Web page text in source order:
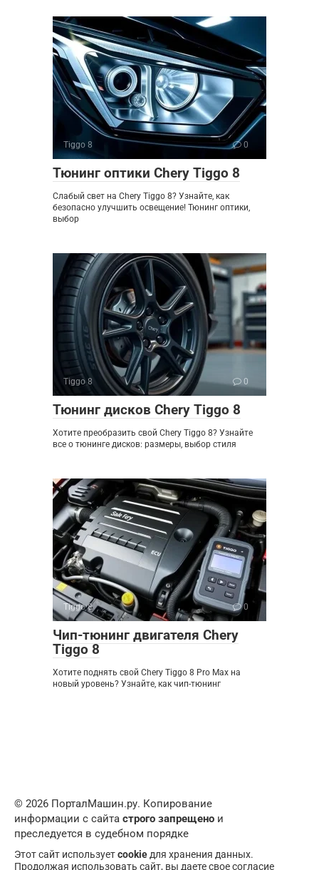
Tiggo 8 0
Тюнинг оптики Chery Tiggo 8
Слабый свет на Chery Tiggo 8? Узнайте, как
безопасно улучшить освещение! Тюнинг оптики,
выбор
Tiggo 8 0
Тюнинг дисков Chery Tiggo 8
Хотите преобразить свой Chery Tiggo 8? Узнайте
все о тюнинге дисков: размеры, выбор стиля
Tiggo 8 0
Чип-тюнинг двигателя Chery
Tiggo 8
Хотите поднять свой Chery Tiggo 8 Pro Max на
новый уровень? Узнайте, как чип-тюнинг
© 2026 ПорталМашин.ру. Копирование
информации с сайта строго запрещено и
преследуется в судебном порядке
Этот сайт используетcookie для хранения данных.
Продолжая использовать сайт, вы даете свое согласие